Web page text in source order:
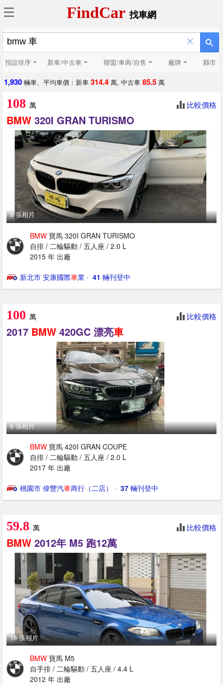
FindCar找車網
×
預設排序 新車/中古車 聯盟/車商/自售 廠牌 縣市
1,930 輛車、平均車價：新車 314.4 萬, 中古車 85.5 萬
108 萬 比較價格
BMW 320I GRAN TURISMO
9 張相片
BMW 寶馬 320I GRAN TURISMO
自排 / 二輪驅動 / 五人座 / 2.0 L
2015 年 出廠
新北市 安康國際車業 · ‎ 41 輛刊登中
100 萬 比較價格
2017 BMW 420GC 漂亮車
6 張相片
BMW 寶馬 420I GRAN COUPE
自排 / 二輪驅動 / 五人座 / 2.0 L
2017 年 出廠
桃園市 偉豐汽車商行（二店） · ‎ 37 輛刊登中
59.8 萬 比較價格
BMW 2012年 M5 跑12萬
18 張相片
BMW 寶馬 M5
自手排 / 二輪驅動 / 五人座 / 4.4 L
2012 年 出廠